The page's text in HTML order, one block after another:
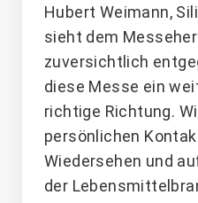
Hubert Weimann,
sieht dem
zuversichtlich
diese Messe ein
richtige Richtung.
persönlichen
Wiedersehen und
der